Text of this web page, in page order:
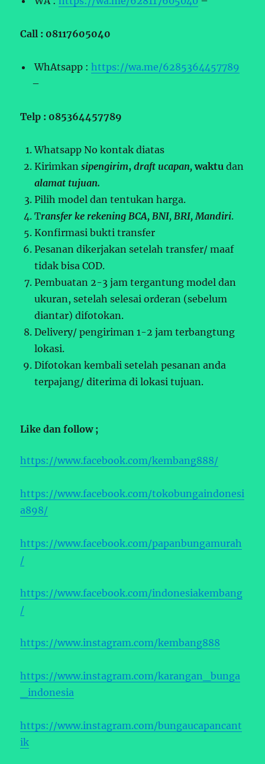
Call : 08117605040
WhAtsapp :https://wa.me/6285364457789
–
Telp : 085364457789
Whatsapp No kontak diatas
Kirimkansipengirim,draft ucapan,waktudan
alamat tujuan.
Pilih model dan tentukan harga.
Transfer ke rekening BCA, BNI, BRI, Mandiri.
Konfirmasi bukti transfer
Pesanan dikerjakan setelah transfer/ maaf
tidak bisa COD.
Pembuatan 2-3 jam tergantung model dan
ukuran, setelah selesai orderan (sebelum
diantar) difotokan.
Delivery/ pengiriman 1-2 jam terbangtung
lokasi.
Difotokan kembali setelah pesanan anda
terpajang/ diterima di lokasi tujuan.
Like dan follow ;
https://www.facebook.com/kembang888/
https://www.facebook.com/tokobungaindonesi
a898/
https://www.facebook.com/papanbungamurah
/
https://www.facebook.com/indonesiakembang
/
https://www.instagram.com/kembang888
https://www.instagram.com/karangan_bunga
_indonesia
https://www.instagram.com/bungaucapancant
ik